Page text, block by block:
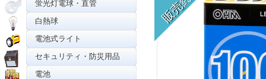
蛍光灯電球・直管
白熱球
電池式ライト
セキュリティ・防災用品
電池